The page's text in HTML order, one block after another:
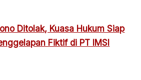
Ditolak, Kuasa Hukum Siap
Fiktif di PT IMSI